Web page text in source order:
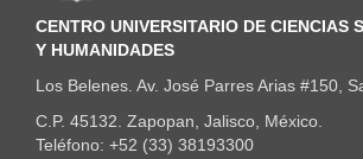
CENTRO UNIVERSITARIO DE CIENCIAS
Y HUMANIDADES
Los Belenes. Av. José Parres Arias #150,
C.P. 45132. Zapopan, Jalisco, México.
Teléfono: +52 (33) 38193300